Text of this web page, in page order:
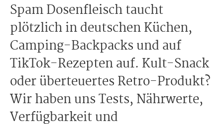
Spam Dosenfleisch taucht
plötzlich in deutschen Küchen,
Camping-Backpacks und auf
TikTok-Rezepten auf. Kult-Snack
oder überteuertes Retro-Produkt?
Wir haben uns Tests, Nährwerte,
Verfügbarkeit und